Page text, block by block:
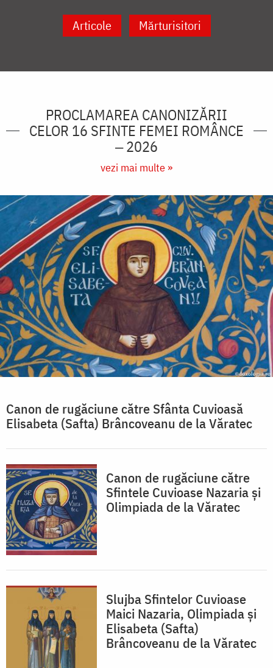
Articole Mărturisitori
PROCLAMAREA CANONIZĂRII
CELOR 16 SFINTE FEMEI ROMÂNCE
‒ 2026
vezi mai multe »
Canon de rugăciune către Sfânta Cuvioasă
Elisabeta (Safta) Brâncoveanu de la Văratec
Canon de rugăciune către
Sfintele Cuvioase Nazaria și
Olimpiada de la Văratec
Slujba Sfintelor Cuvioase
Maici Nazaria, Olimpiada și
Elisabeta (Safta)
Brâncoveanu de la Văratec